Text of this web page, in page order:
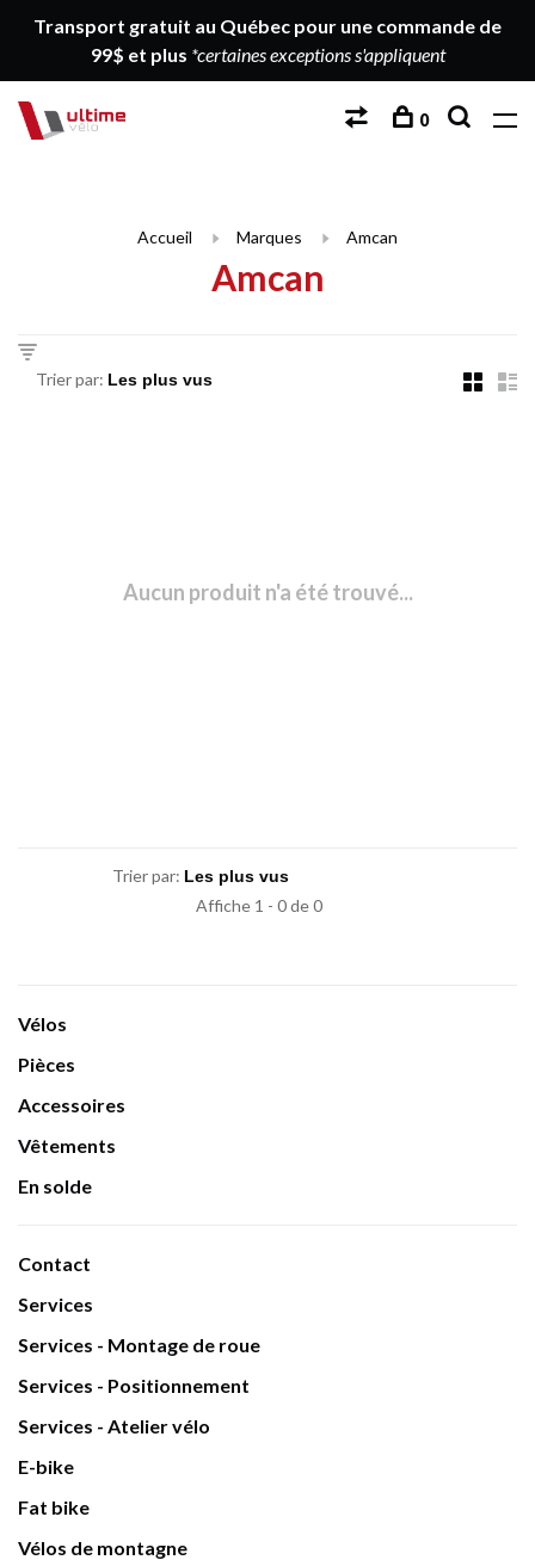
Transport gratuit au Québec pour une commande de
99$ et plus *certaines exceptions s'appliquent
0
Accueil Marques Amcan
Amcan
Trier par:
Aucun produit n'a été trouvé...
Trier par:
Affiche 1 - 0 de 0
Vélos
Pièces
Accessoires
Vêtements
En solde
Contact
Services
Services - Montage de roue
Services - Positionnement
Services - Atelier vélo
E-bike
Fat bike
Vélos de montagne